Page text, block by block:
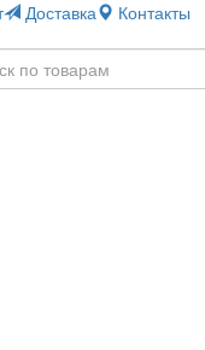
Доставка
Контакты